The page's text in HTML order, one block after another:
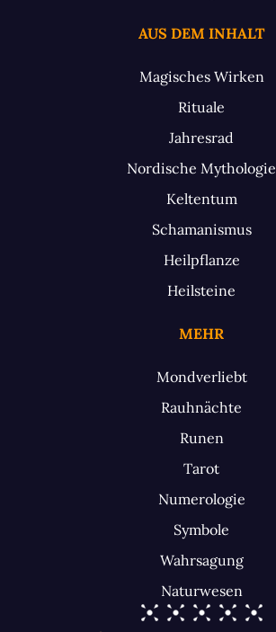
AUS DEM INHALT
Magisches Wirken
Rituale
Jahresrad
Nordische Mythologie
Keltentum
Schamanismus
Heilpflanze
Heilsteine
MEHR
Mondverliebt
Rauhnächte
Runen
Tarot
Numerologie
Symbole
Wahrsagung
Naturwesen